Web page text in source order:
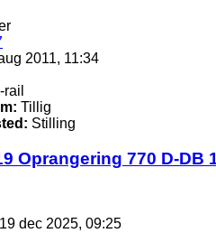
2011, 11:34
Tillig
Stilling
Oprangering 770 D-DB
19 dec 2025, 09:25